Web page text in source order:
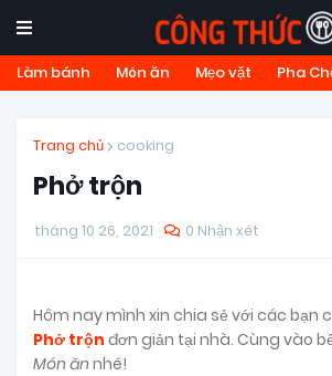
Làm bánh Món ăn Mẹo vặt Pha
Trang chủ cooking
Phở trộn
tháng 10 26, 2021 0 Nhận xét
Hôm nay mình xin chia sẻ với các bạn
Phở trộn đơn giản tại nhà. Cùng vào
Món ănnhé!